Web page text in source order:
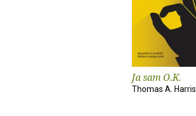
Ja sam O.K.
Thomas A. Harris